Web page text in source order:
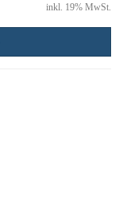
inkl. 19% MwSt.